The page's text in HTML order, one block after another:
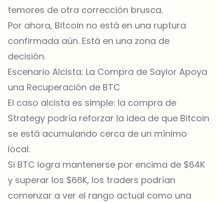
temores de otra corrección brusca.
Por ahora, Bitcoin no está en una ruptura
confirmada aún. Está en una zona de
decisión.
Escenario Alcista: La Compra de Saylor Apoya
una Recuperación de BTC
El caso alcista es simple: la compra de
Strategy podría reforzar la idea de que Bitcoin
se está acumulando cerca de un mínimo
local.
Si BTC logra mantenerse por encima de $64K
y superar los $66K, los traders podrían
comenzar a ver el rango actual como una